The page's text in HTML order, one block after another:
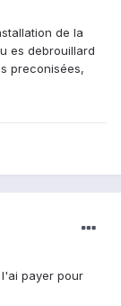
de la
es debrouillard
preconisées,
payer pour